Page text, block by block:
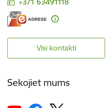
Visi kontakti
Sekojiet mums